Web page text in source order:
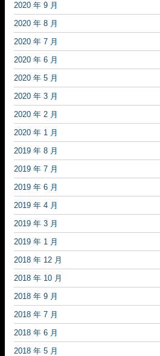
2020 年 9 月
2020 年 8 月
2020 年 7 月
2020 年 6 月
2020 年 5 月
2020 年 3 月
2020 年 2 月
2020 年 1 月
2019 年 8 月
2019 年 7 月
2019 年 6 月
2019 年 4 月
2019 年 3 月
2019 年 1 月
2018 年 12 月
2018 年 10 月
2018 年 9 月
2018 年 7 月
2018 年 6 月
2018 年 5 月